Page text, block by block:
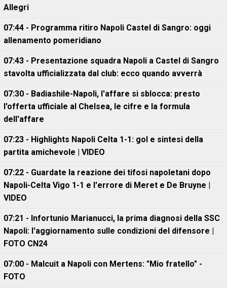
Allegri
07:44 - Programma ritiro Napoli Castel di Sangro: oggi
allenamento pomeridiano
07:43 - Presentazione squadra Napoli a Castel di Sangro
stavolta ufficializzata dal club: ecco quando avverrà
07:30 - Badiashile-Napoli, l'affare si sblocca: presto
l'offerta ufficiale al Chelsea, le cifre e la formula
dell'affare
07:23 - Highlights Napoli Celta 1-1: gol e sintesi della
partita amichevole | VIDEO
07:22 - Guardate la reazione dei tifosi napoletani dopo
Napoli-Celta Vigo 1-1 e l'errore di Meret e De Bruyne |
VIDEO
07:21 - Infortunio Marianucci, la prima diagnosi della SSC
Napoli: l'aggiornamento sulle condizioni del difensore |
FOTO CN24
07:00 - Malcuit a Napoli con Mertens: "Mio fratello" -
FOTO